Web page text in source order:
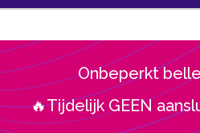
Onbeperkt
🔥Tijdelijk GEEN